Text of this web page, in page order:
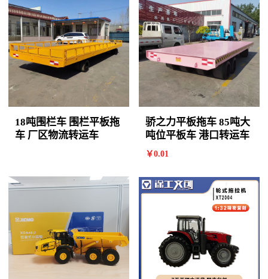
18吨围栏车 围栏平板拖
车 厂区物流转运车
骄之力平板拖车 85吨大
吨位平板车 港口转运车
￥0.01